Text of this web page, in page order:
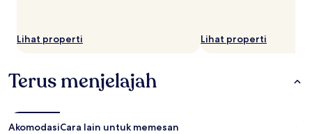
Lihat properti Lihat properti
Terus menjelajah
AkomodasiCara lain untuk memesan